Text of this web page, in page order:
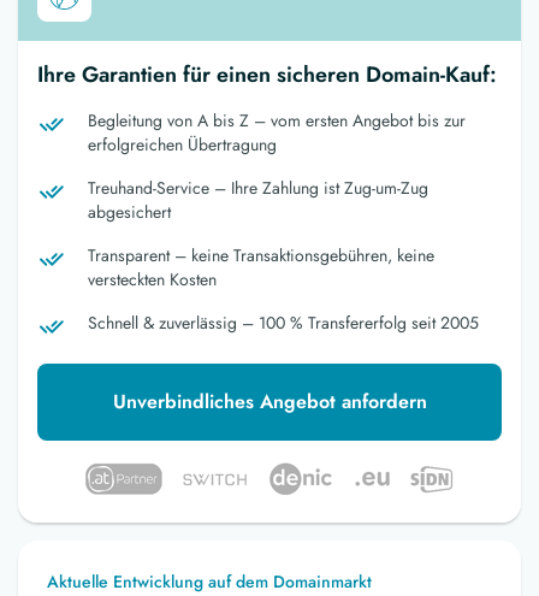
Ihre Garantien für einen sicheren Domain-Kauf:
Begleitung von A bis Z – vom ersten Angebot bis zur
erfolgreichen Übertragung
Treuhand-Service – Ihre Zahlung ist Zug-um-Zug
abgesichert
Transparent – keine Transaktionsgebühren, keine
versteckten Kosten
Schnell & zuverlässig – 100 % Transfererfolg seit 2005
Unverbindliches Angebot anfordern
Aktuelle Entwicklung auf dem Domainmarkt